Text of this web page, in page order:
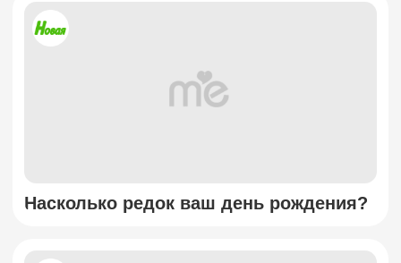
Насколько редок ваш день рождения?